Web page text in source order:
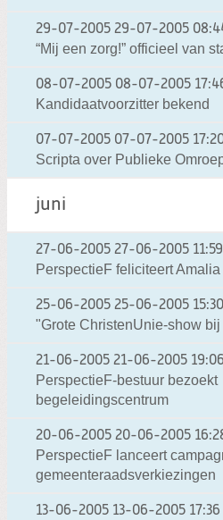
29-07-2005 29-07-2005
“Mij een zorg!” officieel van
08-07-2005 08-07-2005
Kandidaatvoorzitter bekend
07-07-2005 07-07-2005
Scripta over Publieke
juni
27-06-2005 27-06-2005 11:59
PerspectieF feliciteert
25-06-2005 25-06-2005 15:30
"Grote ChristenUnie-show
21-06-2005 21-06-2005 19:06
PerspectieF-bestuur bezoekt
begeleidingscentrum
20-06-2005 20-06-2005
PerspectieF lanceert
gemeenteraadsverkiezingen
13-06-2005 13-06-2005 17:36